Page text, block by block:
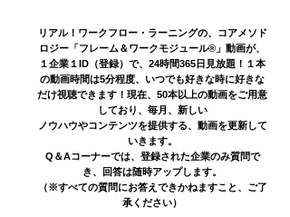
リアル！ワークフロー・ラーニングの、コアメソド
ロジー「フレーム＆ワークモジュール®️」動画が、
１企業１ID（登録）で、24時間365日見放題！１本
の動画時間は5分程度、いつでも好きな時に好きな
だけ視聴できます！現在、50本以上の動画をご用意
しており、毎月、新しい
ノウハウやコンテンツを提供する、動画を更新して
いきます。
Q＆Aコーナーでは、登録された企業のみ質問で
き、回答は随時アップし ます。
（※すべての質問にお答えできかねますこと、ご了
承ください）